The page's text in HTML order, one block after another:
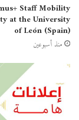
Staff Mobility
at the University
of León (Spain)
منذ أسبوعين